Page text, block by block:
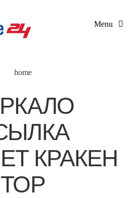
Menu
Services
Mortgage
Area
home
КРАКЕН
ТОР